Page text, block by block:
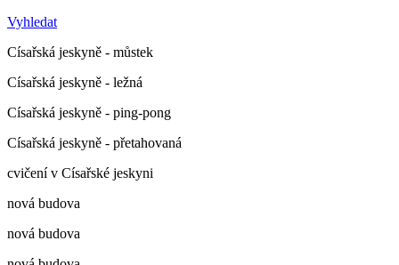
Vyhledat
Císařská jeskyně - můstek
Císařská jeskyně - ležná
Císařská jeskyně - ping-pong
Císařská jeskyně - přetahovaná
cvičení v Císařské jeskyni
nová budova
nová budova